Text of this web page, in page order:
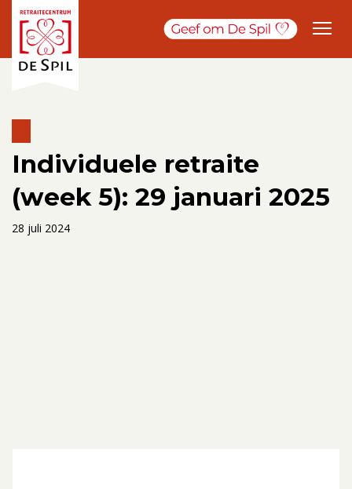
Individuele retraite
(week 5): 29 januari 2025
28 juli 2024